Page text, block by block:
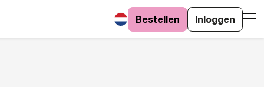
Bestellen Inloggen